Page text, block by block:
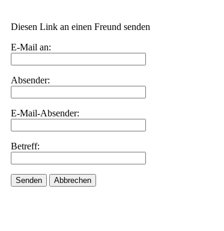
Diesen Link an einen Freund senden
E-Mail an:
Absender:
E-Mail-Absender:
Betreff:
Senden Abbrechen